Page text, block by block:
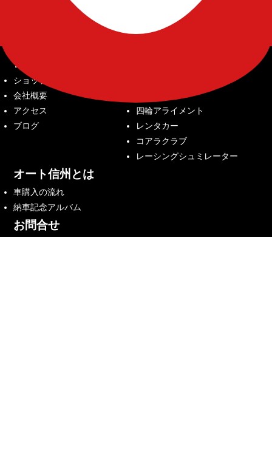
会社案内
ショップ紹介
会社概要
アクセス
ブログ
四輪アライメント
レンタカー
コアラクラブ
レーシングシュミレーター
オート信州とは
車購入の流れ
納車記念アルバム
お問合せ